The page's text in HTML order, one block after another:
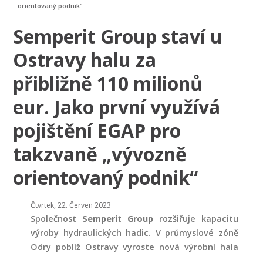
orientovaný podnik“
Semperit Group staví u
Ostravy halu za
přibližně 110 milionů
eur. Jako první využívá
pojištění EGAP pro
takzvaně „vývozně
orientovaný podnik“
Čtvrtek, 22. Červen 2023
Společnost Semperit Group rozšiřuje kapacitu
výroby hydraulických hadic. V průmyslové zóně
Odry poblíž Ostravy vyroste nová výrobní hala